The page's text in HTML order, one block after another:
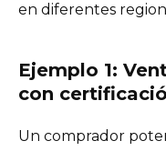
en diferentes
Ejemplo 1:
con
Un comprador